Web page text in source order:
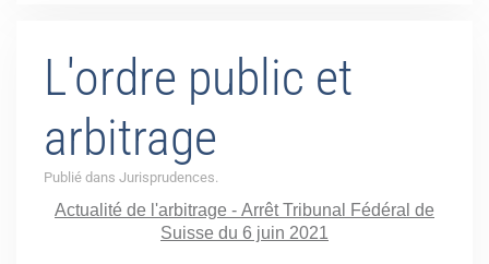
L'ordre public et
arbitrage
Publié dans Jurisprudences.
Actualité de l'arbitrage - Arrêt Tribunal Fédéral de
Suisse du 6 juin 2021